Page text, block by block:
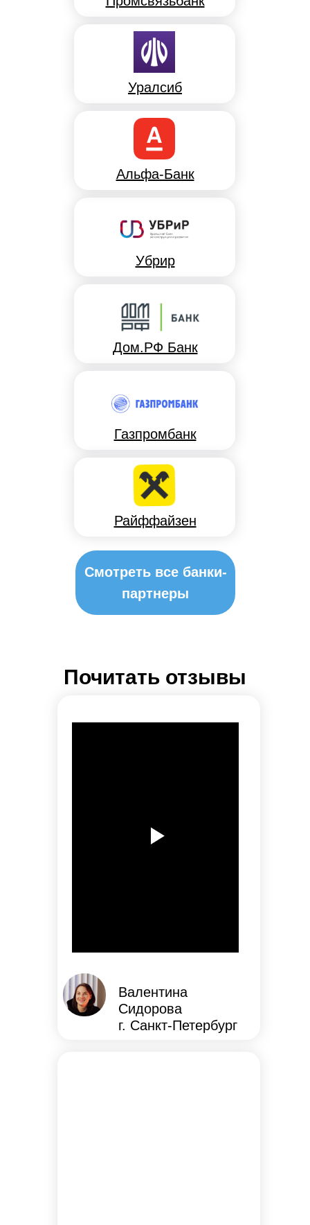
Смотреть все банки-
партнеры
Уралсиб
Альфа-Банк
Убрир
Дом.РФ Банк
Газпромбанк
Райффайзен
Почитать отзывы
Валентина
Сидорова
г. Санкт-Петербург